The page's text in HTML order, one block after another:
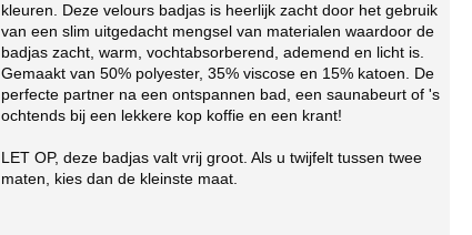
kleuren. Deze velours badjas is heerlijk zacht door het gebruik
van een slim uitgedacht mengsel van materialen waardoor de
badjas zacht, warm, vochtabsorberend, ademend en licht is.
Gemaakt van 50% polyester, 35% viscose en 15% katoen. De
perfecte partner na een ontspannen bad, een saunabeurt of 's
ochtends bij een lekkere kop koffie en een krant! ​
LET OP, deze badjas valt vrij groot. Als u twijfelt tussen twee
maten, kies dan de kleinste maat.